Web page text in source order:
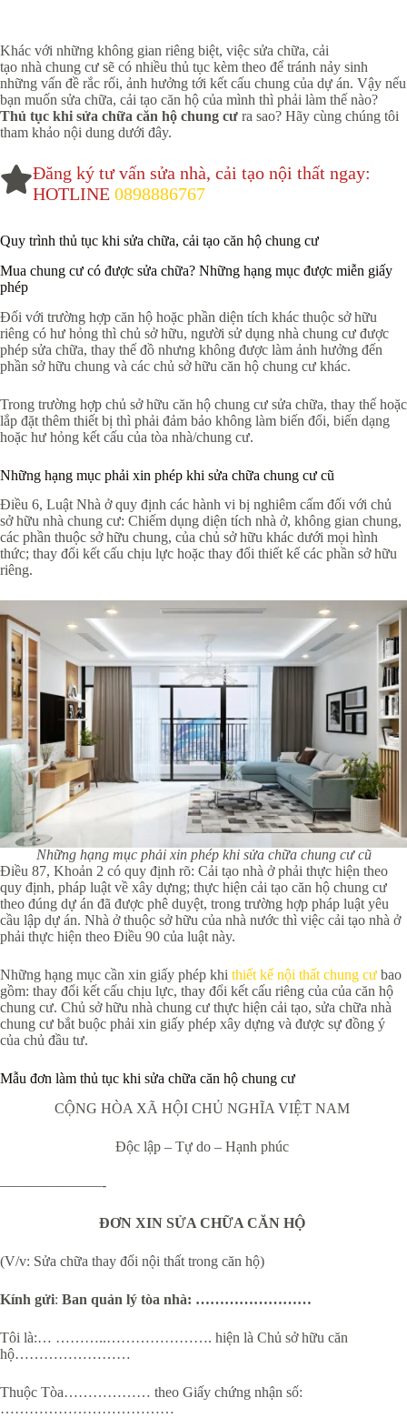
Khác với những không gian riêng biệt, việc sửa chữa, cải
tạo nhà chung cư sẽ có nhiều thủ tục kèm theo để tránh nảy sinh
những vấn đề rắc rối, ảnh hưởng tới kết cấu chung của dự án. Vậy nếu
bạn muốn sửa chữa, cải tạo căn hộ của mình thì phải làm thế nào?
Thủ tục khi sửa chữa căn hộ chung cư ra sao? Hãy cùng chúng tôi
tham khảo nội dung dưới đây.
Đăng ký tư vấn sửa nhà, cải tạo nội thất ngay:
HOTLINE 0898886767
Quy trình thủ tục khi sửa chữa, cải tạo căn hộ chung cư
Mua chung cư có được sửa chữa? Những hạng mục được miễn giấy
phép
Đối với trường hợp căn hộ hoặc phần diện tích khác thuộc sở hữu
riêng có hư hỏng thì chủ sở hữu, người sử dụng nhà chung cư được
phép sửa chữa, thay thế đồ nhưng không được làm ảnh hưởng đến
phần sở hữu chung và các chủ sở hữu căn hộ chung cư khác.
Trong trường hợp chủ sở hữu căn hộ chung cư sửa chữa, thay thế hoặc
lắp đặt thêm thiết bị thì phải đảm bảo không làm biến đổi, biến dạng
hoặc hư hỏng kết cấu của tòa nhà/chung cư.
Những hạng mục phải xin phép khi sửa chữa chung cư cũ
Điều 6, Luật Nhà ở quy định các hành vi bị nghiêm cấm đối với chủ
sở hữu nhà chung cư: Chiếm dụng diện tích nhà ở, không gian chung,
các phần thuộc sở hữu chung, của chủ sở hữu khác dưới mọi hình
thức; thay đổi kết cấu chịu lực hoặc thay đổi thiết kế các phần sở hữu
riêng.
Những hạng mục phải xin phép khi sửa chữa chung cư cũ
Điều 87, Khoản 2 có quy định rõ: Cải tạo nhà ở phải thực hiện theo
quy định, pháp luật về xây dựng; thực hiện cải tạo căn hộ chung cư
theo đúng dự án đã được phê duyệt, trong trường hợp pháp luật yêu
cầu lập dự án. Nhà ở thuộc sở hữu của nhà nước thì việc cải tạo nhà ở
phải thực hiện theo Điều 90 của luật này.
Những hạng mục cần xin giấy phép khi thiết kế nội thất chung cư bao
gồm: thay đổi kết cấu chịu lực, thay đổi kết cấu riêng của của căn hộ
chung cư. Chủ sở hữu nhà chung cư thực hiện cải tạo, sửa chữa nhà
chung cư bắt buộc phải xin giấy phép xây dựng và được sự đồng ý
của chủ đầu tư.
Mẫu đơn làm thủ tục khi sửa chữa căn hộ chung cư
CỘNG HÒA XÃ HỘI CHỦ NGHĨA VIỆT NAM
Độc lập – Tự do – Hạnh phúc
———————-
ĐƠN XIN SỬA CHỮA CĂN HỘ
(V/v: Sửa chữa thay đổi nội thất trong căn hộ)
Kính gửi: Ban quản lý tòa nhà: ……………………
Tôi là:… ………..…………………. hiện là Chủ sở hữu căn
hộ……………………
Thuộc Tòa……………… theo Giấy chứng nhận số:
………………………………